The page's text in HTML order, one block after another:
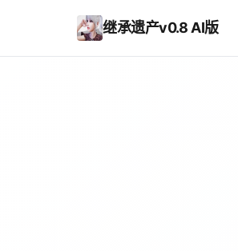
继承遗产v0.8 AI版